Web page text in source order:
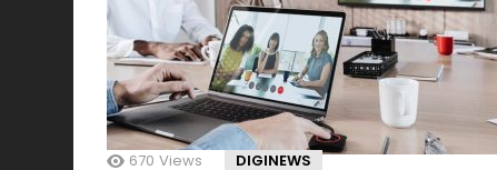
670 Views DIGINEWS